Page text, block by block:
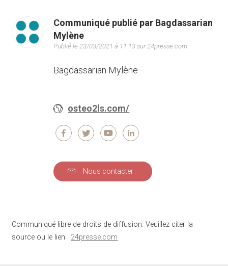
Communiqué publié par Bagdassarian
Mylène
Publié le 23/03/2021 à 11:13 sur 24presse.com
Bagdassarian Mylène
osteo2ls.com/
Nous contacter
Communiqué libre de droits de diffusion. Veuillez citer la
source ou le lien : 24presse.com